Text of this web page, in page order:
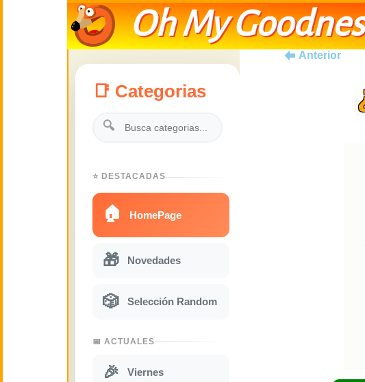
Oh My
📑 Categorias
🔍
⭐ DESTACADAS
🏠 HomePage
🎁 Novedades
🎲 Selección Random
📅 ACTUALES
🎉 Viernes
Anterior